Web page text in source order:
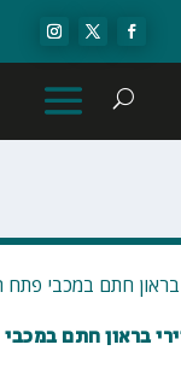
בראון חתם